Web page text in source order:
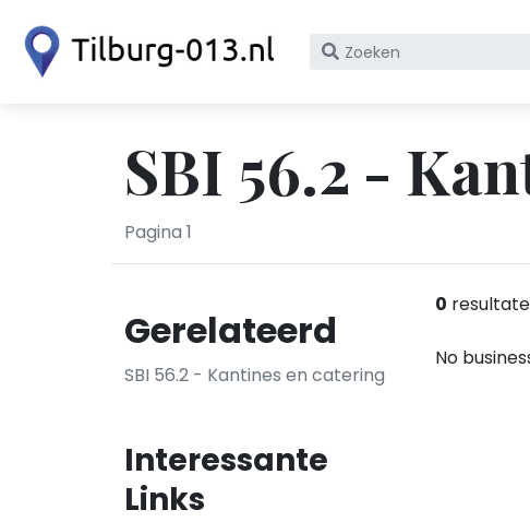
Zoek
KvK
nummer
SBI 56.2 -
Pagina 1
Gerelateerd
SBI 56.2 - Kantines en catering
Interessante
Links
0
No